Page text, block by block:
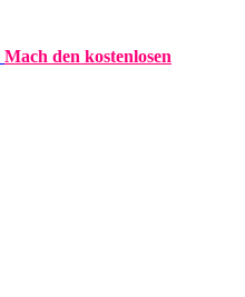
Mach den kostenlosen